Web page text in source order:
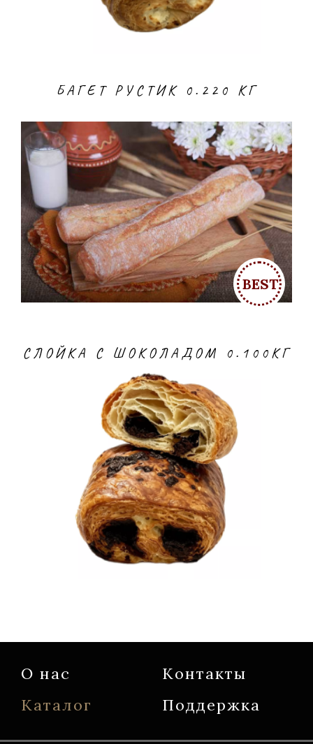
БАГЕТ РУСТИК 0.220 КГ
СЛОЙКА С ШОКОЛАДОМ 0.100КГ
О нас
Каталог
Контакты
Поддержка